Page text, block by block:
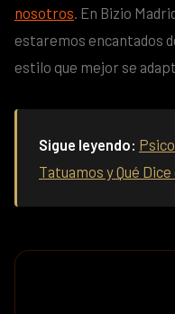
nosotros . En Bizio
estaremos encantados
estilo que mejor se
Sigue leyendo:
Tatuamos y Qué